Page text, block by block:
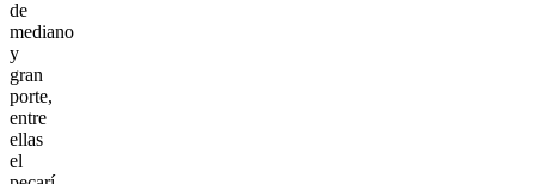
de
mediano
y
gran
porte,
entre
ellas
el